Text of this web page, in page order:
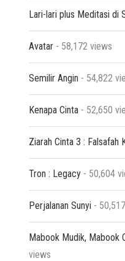
Lari-lari plus Meditasi di
Avatar - 58,172 views
Semilir Angin - 54,822
Kenapa Cinta - 52,650
Ziarah Cinta 3 : Falsafah
Tron : Legacy - 50,604
Perjalanan Sunyi -
Mabook Mudik, Mabook
views